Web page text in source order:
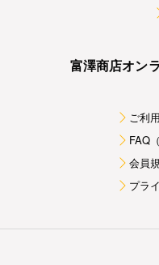
富澤商店オン
ご利
FAQ
会員
プラ